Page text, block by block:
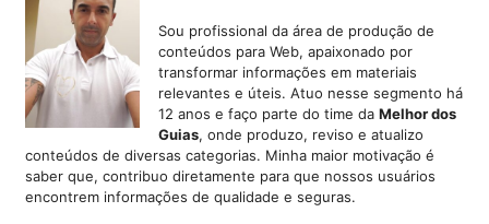
Sou profissional da área de produção de
conteúdos para Web, apaixonado por
transformar informações em materiais
relevantes e úteis. Atuo nesse segmento há
12 anos e faço parte do time da Melhor dos
Guias, onde produzo, reviso e atualizo
conteúdos de diversas categorias. Minha maior motivação é
saber que, contribuo diretamente para que nossos usuários
encontrem informações de qualidade e seguras.